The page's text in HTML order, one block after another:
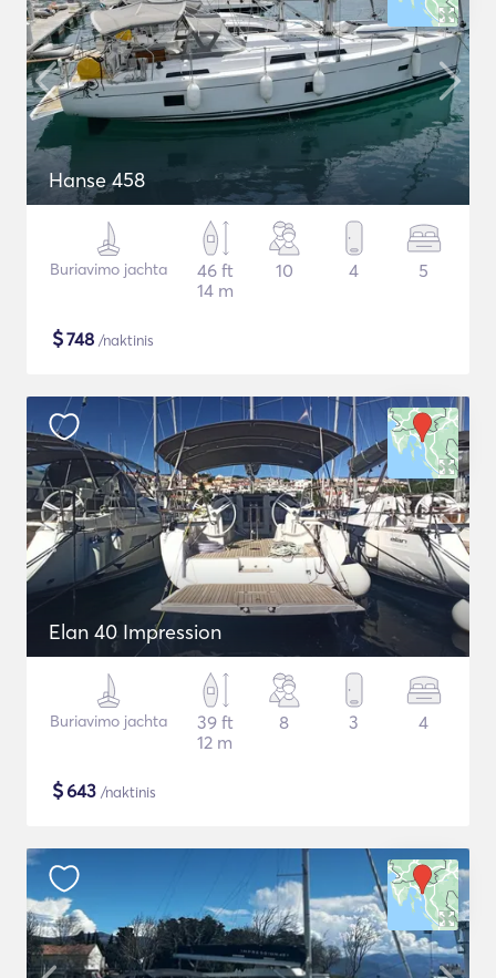
Hanse 458
Buriavimo jachta
46 ft
14 m
10 4 5
$748 /naktinis
Elan 40 Impression
Buriavimo jachta
39 ft
12 m
8 3 4
$643 /naktinis